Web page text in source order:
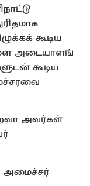
கூடிய
அடையாளங்
கூடிய
அவர்கள்
அமைச்சர்